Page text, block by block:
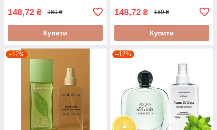
148,72 ₴ 169 ₴
Купити
148,72 ₴ 169 ₴
Купити
–12% –12%